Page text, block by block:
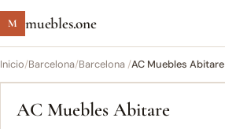
M muebles.one
Inicio/Barcelona/Barcelona ‎ /AC Muebles Abitare
AC Muebles Abitare